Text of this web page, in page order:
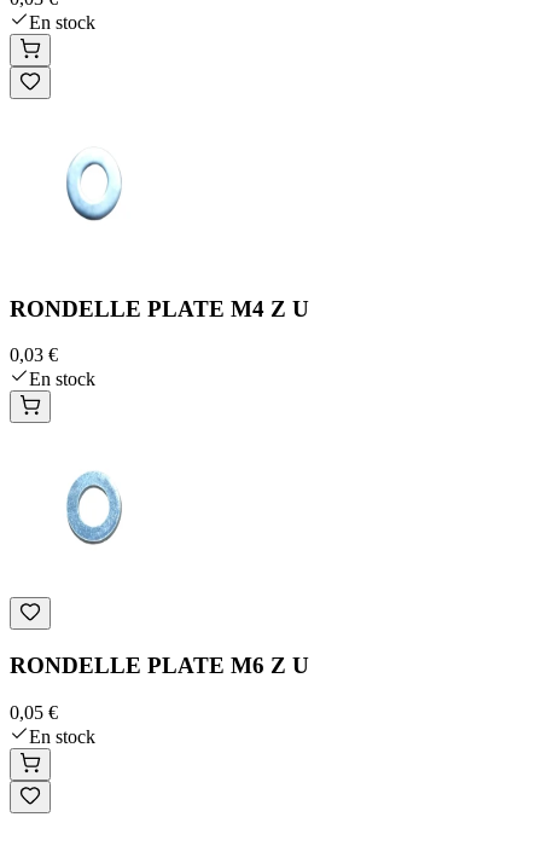
En stock
RONDELLE PLATE M4 Z U
0,03 €
En stock
RONDELLE PLATE M6 Z U
0,05 €
En stock